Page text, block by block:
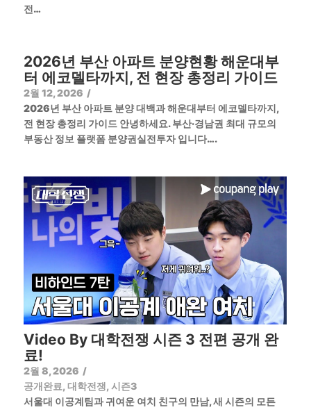
전…
2026년 부산 아파트 분양현황 해운대부
터 에코델타까지, 전 현장 총정리 가이드
2월 12, 2026 /
2026년 부산 아파트 분양 대백과 해운대부터 에코델타까지,
전 현장 총정리 가이드 안녕하세요. 부산·경남권 최대 규모의
부동산 정보 플랫폼 분양권실전투자 입니다….
Video By 대학전쟁 시즌 3 전편 공개 완
료!
2월 8, 2026 /
공개완료, 대학전쟁, 시즌3
서울대 이공계팀과 귀여운 여치 친구의 만남, 새 시즌의 모든